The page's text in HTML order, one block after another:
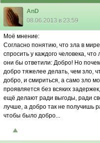
AnD
08.06.2013 в 23:59
Моë мнение:
Согласно понятию, что зла в
спросить у каждого человека,
они бы ответили: Добро! Но
добро тяжелее делать, чем зло,
добро, и смириться, а само зло
проявляется без всяких
ещë делают ради выгоды, ради
лучше, а добро так не получишь
чтобы было добро...